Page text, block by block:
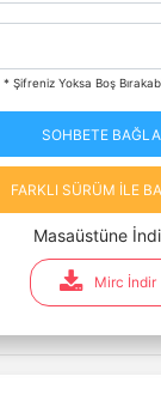
* Şifreniz Yoksa Boş
SOHBETE
FARKLI SÜRÜM İLE
Masaüstüne
Mirc İndir